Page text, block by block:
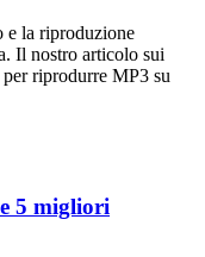
la riproduzione
Il nostro articolo sui
riprodurre MP3 su
5 migliori